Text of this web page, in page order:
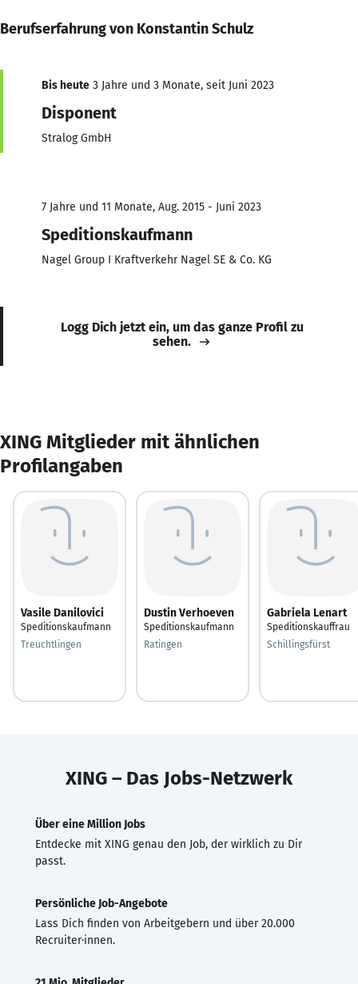
Berufserfahrung von Konstantin Schulz
Bis heute 3 Jahre und 3 Monate, seit Juni 2023
Disponent
Stralog GmbH
7 Jahre und 11 Monate, Aug. 2015 - Juni 2023
Speditionskaufmann
Nagel Group I Kraftverkehr Nagel SE & Co. KG
Logg Dich jetzt ein, um das ganze Profil zu
sehen.
XING Mitglieder mit ähnlichen
Profilangaben
Vasile Danilovici
Speditionskaufmann
Treuchtlingen
Dustin Verhoeven
Speditionskaufmann
Ratingen
Gabriela Lenart
Speditionskauffrau
Schillingsfürst
XING – Das Jobs-Netzwerk
Über eine Million Jobs
Entdecke mit XING genau den Job, der wirklich zu Dir
passt.
Persönliche Job-Angebote
Lass Dich finden von Arbeitgebern und über 20.000
Recruiter·innen.